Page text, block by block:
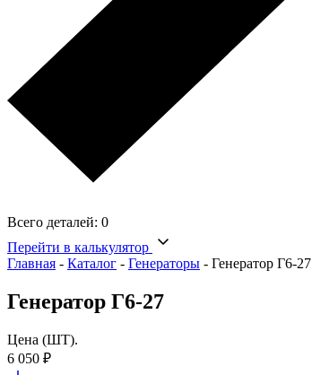
Всего деталей: 0
Перейти в калькулятор
Главная - Каталог - Генераторы - Генератор Г6-27
Генератор Г6-27
Цена (ШТ).
6 050 ₽